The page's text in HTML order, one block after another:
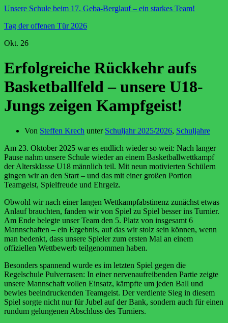
Unsere Schule beim 17. Geba-Berglauf – ein starkes Team!
Tag der offenen Tür 2026
Okt. 26
Erfolgreiche Rückkehr aufs
Basketballfeld – unsere U18-
Jungs zeigen Kampfgeist!
Von Steffen Krech unter Schuljahr 2025/2026, Schuljahre
Am 23. Oktober 2025 war es endlich wieder so weit: Nach langer
Pause nahm unsere Schule wieder an einem Basketballwettkampf
der Altersklasse U18 männlich teil. Mit neun motivierten Schülern
gingen wir an den Start – und das mit einer großen Portion
Teamgeist, Spielfreude und Ehrgeiz.
Obwohl wir nach einer langen Wettkampfabstinenz zunächst etwas
Anlauf brauchten, fanden wir von Spiel zu Spiel besser ins Turnier.
Am Ende belegte unser Team den 5. Platz von insgesamt 6
Mannschaften – ein Ergebnis, auf das wir stolz sein können, wenn
man bedenkt, dass unsere Spieler zum ersten Mal an einem
offiziellen Wettbewerb teilgenommen haben.
Besonders spannend wurde es im letzten Spiel gegen die
Regelschule Pulverrasen: In einer nervenaufreibenden Partie zeigte
unsere Mannschaft vollen Einsatz, kämpfte um jeden Ball und
bewies beeindruckenden Teamgeist. Der verdiente Sieg in diesem
Spiel sorgte nicht nur für Jubel auf der Bank, sondern auch für einen
rundum gelungenen Abschluss des Turniers.